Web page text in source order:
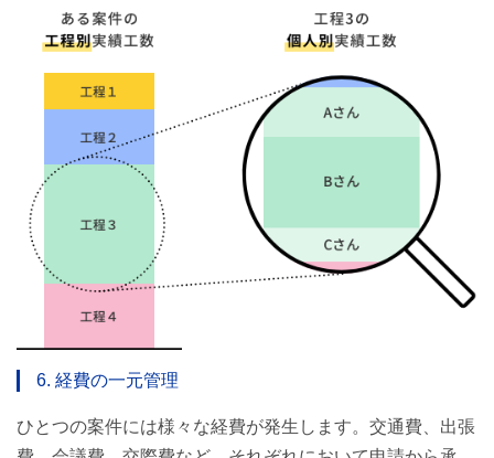
6. 経費の一元管理
ひとつの案件には様々な経費が発生します。交通費、出張